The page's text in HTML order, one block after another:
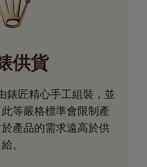
供貨
錶匠精心手工組裝，並
等嚴格標準會限制產
產品的需求遠高於供
給。